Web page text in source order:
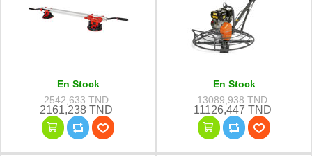
En Stock
2542,633 TND
2161,238 TND
En Stock
13089,938 TND
11126,447 TND